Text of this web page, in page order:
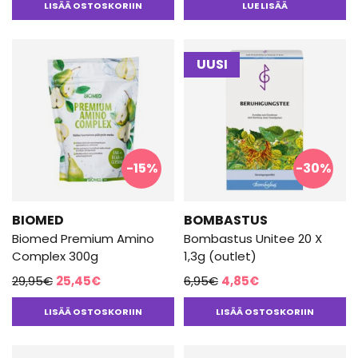
12,95€.11,01€.
LISÄÄ OSTOSKORIIN
oli:
on:
LUE LISÄÄ
-15%
BIOMED
Biomed Premium Amino
Complex 300g
29,95€ Alkuperäinen
hinta
oli:
25,45€Nykyinen
hinta
on:
LISÄÄ OSTOSKORIIN
UUSI
-30%
BOMBASTUS
Bombastus Unitee 20 X
1,3g (outlet)
6,95€ Alkuperäinen
hinta
oli:
4,85€Nykyinen
hinta
on:
LISÄÄ OSTOSKORIIN